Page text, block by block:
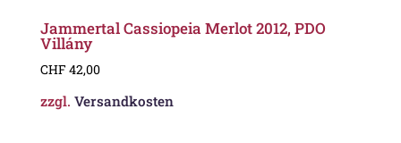
Jammertal Cassiopeia Merlot 2012, PDO
Villány
CHF 42,00
zzgl. Versandkosten